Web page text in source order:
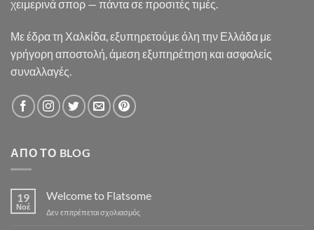
χειμερινά σπορ — πάντα σε προσιτές τιμές.
Με έδρα τη Χαλκίδα, εξυπηρετούμε όλη την Ελλάδα με
γρήγορη αποστολή, άμεση εξυπηρέτηση και ασφαλείς
συναλλαγές.
ΑΠΌ ΤΟ BLOG
19
Νοέ
Welcome to Flatsome
Δεν επιτρέπεται σχολιασμόςστο